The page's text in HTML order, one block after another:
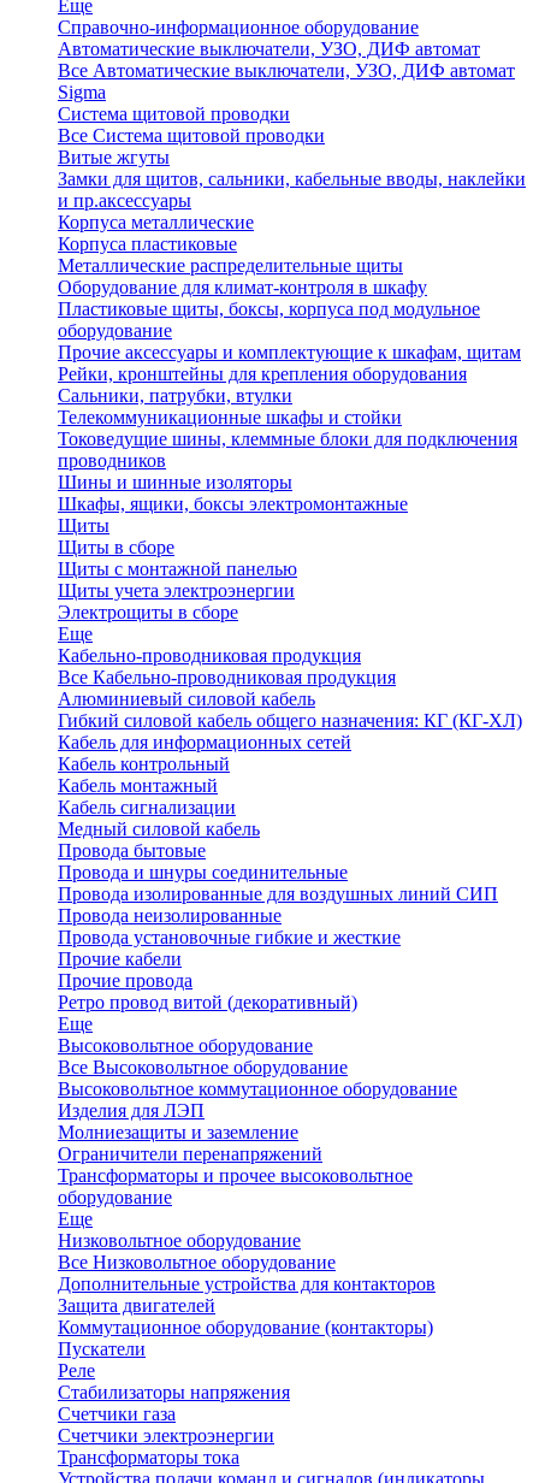
Еще
Справочно-информационное оборудование
Автоматические выключатели, УЗО, ДИФ автомат
Все Автоматические выключатели, УЗО, ДИФ автомат
Sigma
Система щитовой проводки
Все Система щитовой проводки
Витые жгуты
Замки для щитов, сальники, кабельные вводы, наклейки
и пр.аксессуары
Корпуса металлические
Корпуса пластиковые
Металлические распределительные щиты
Оборудование для климат-контроля в шкафу
Пластиковые щиты, боксы, корпуса под модульное
оборудование
Прочие аксессуары и комплектующие к шкафам, щитам
Рейки, кронштейны для крепления оборудования
Сальники, патрубки, втулки
Телекоммуникационные шкафы и стойки
Токоведущие шины, клеммные блоки для подключения
проводников
Шины и шинные изоляторы
Шкафы, ящики, боксы электромонтажные
Щиты
Щиты в сборе
Щиты с монтажной панелью
Щиты учета электроэнергии
Электрощиты в сборе
Еще
Кабельно-проводниковая продукция
Все Кабельно-проводниковая продукция
Алюминиевый силовой кабель
Гибкий силовой кабель общего назначения: КГ (КГ-ХЛ)
Кабель для информационных сетей
Кабель контрольный
Кабель монтажный
Кабель сигнализации
Медный силовой кабель
Провода бытовые
Провода и шнуры соединительные
Провода изолированные для воздушных линий СИП
Провода неизолированные
Провода установочные гибкие и жесткие
Прочие кабели
Прочие провода
Ретро провод витой (декоративный)
Еще
Высоковольтное оборудование
Все Высоковольтное оборудование
Высоковольтное коммутационное оборудование
Изделия для ЛЭП
Молниезащиты и заземление
Ограничители перенапряжений
Трансформаторы и прочее высоковольтное
оборудование
Еще
Низковольтное оборудование
Все Низковольтное оборудование
Дополнительные устройства для контакторов
Защита двигателей
Коммутационное оборудование (контакторы)
Пускатели
Реле
Стабилизаторы напряжения
Счетчики газа
Счетчики электроэнергии
Трансформаторы тока
Устройства подачи команд и сигналов (индикаторы,